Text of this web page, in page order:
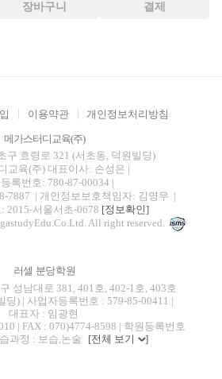
장바구니 결제
이용약관 개인정보처리방침
메가스터디교육(주)
구 효령로 321 (서초동, 덕원빌딩)
교육(주) 대표이사: 손성은 |
록번호: 780-87-00034 |
7887 | 개인정보보호책임자: 김영무 |
2015-서울서초-0678 [정보확인]
All right reserved.
러셀 분당학원
성남대로 381, 401호, 402-1호, 403호
딩) | 사업자등록번호 : 579-85-00411 |
대표자 : 임광현
| FAX : 070)4774-8598 | 학원등록번호
과정 : 보습,논술
[전체 보기 ]